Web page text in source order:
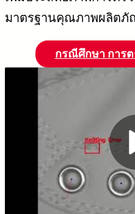
มาตรฐานคุณภาพผลิต
กรณีศึกษา การ